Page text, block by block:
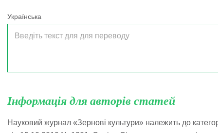
Українська
Інформація для авторів статей
Науковий журнал «Зернові культури» належить до